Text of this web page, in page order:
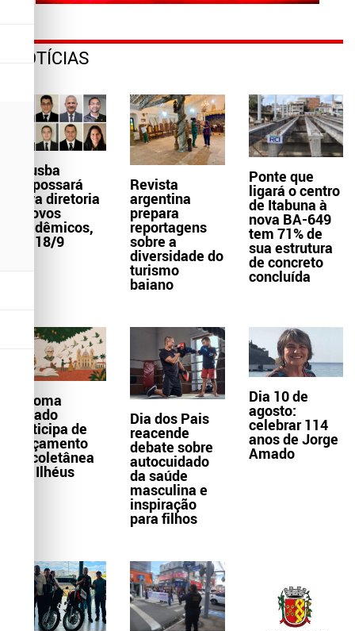
NOTÍCIAS
Aljusba
empossará
nova diretoria
e novos
acadêmicos,
dia 18/9
Revista
argentina
prepara
reportagens
sobre a
diversidade do
turismo
baiano
Ponte que
ligará o centro
de Itabuna à
nova BA-649
tem 71% de
sua estrutura
de concreto
concluída
Paloma
Amado
participa de
lançamento
de coletânea
em Ilhéus
Dia dos Pais
reacende
debate sobre
autocuidado
da saúde
masculina e
inspiração
para filhos
Dia 10 de
agosto:
celebrar 114
anos de Jorge
Amado